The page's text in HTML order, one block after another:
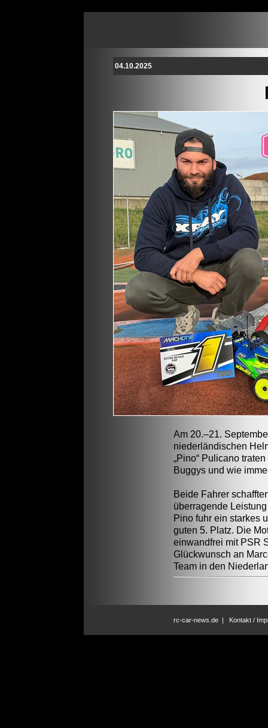
04.10.2025
Am 20.–21.
niederländischen
„Pino“ Pulicano
Buggys und wie
Beide Fahrer
überragende
Pino fuhr ein starkes
guten 5. Platz. Die
einwandfrei mit PSR
Glückwunsch an
Team in den
rc-car-news.de| Kontakt /